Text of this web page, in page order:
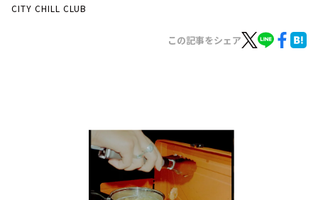
YouTube
CITY CHILL CLUB
この記事をシェア